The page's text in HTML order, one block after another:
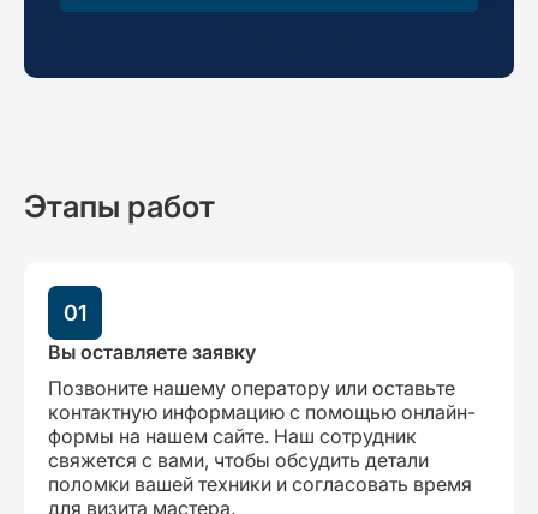
Этапы работ
01
Вы оставляете заявку
Позвоните нашему оператору или оставьте
контактную информацию с помощью онлайн-
формы на нашем сайте. Наш сотрудник
свяжется с вами, чтобы обсудить детали
поломки вашей техники и согласовать время
для визита мастера.